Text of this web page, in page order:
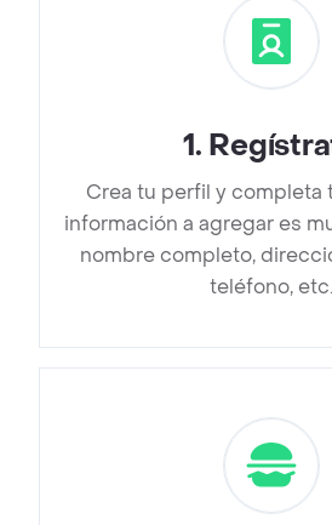
1.
Crea tu perfil y completa
información a agregar es
nombre completo,
teléfono, etc.